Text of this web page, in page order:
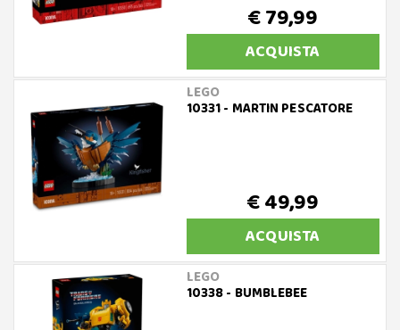
€ 79,99
ACQUISTA
LEGO
10331 - MARTIN PESCATORE
€ 49,99
ACQUISTA
LEGO
10338 - BUMBLEBEE